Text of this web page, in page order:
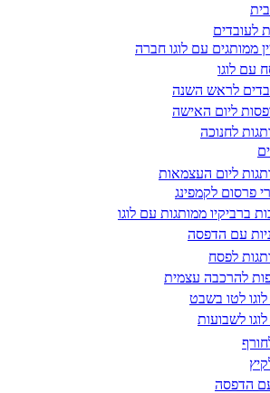
לעובדים
ממותגים עם לוגו חברה
עם לוגו
לראש השנה
ליום האישה
לחנוכה
ליום העצמאות
פרסום לקמפינג
ברביקיו ממותגות עם לוגו
עם הדפסה
לפסח
להרכבה עצמית
לטו בשבט
לשבועות
הדפסה